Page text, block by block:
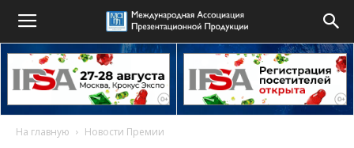
На главную Новости Премии